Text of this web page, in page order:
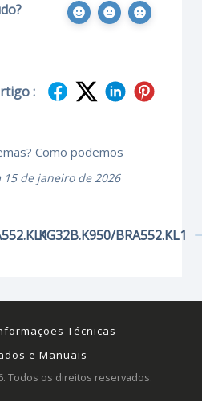
:
Como podemos
de janeiro de 2026
KG32B.K950/BRA552.KL1
Técnicas
e Manuais
Todos os direitos reservados.